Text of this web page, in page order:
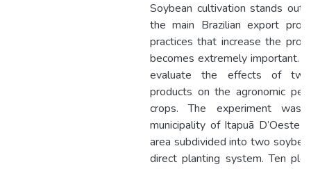
Soybean cultivation stands
the main Brazilian export
practices that increase the
becomes extremely important.
evaluate the effects of two
products on the agronomic
crops. The experiment
municipality of Itapuã D’Oeste
area subdivided into two
direct planting system. Ten